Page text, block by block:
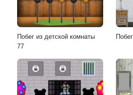
Побег из детской комнаты
77